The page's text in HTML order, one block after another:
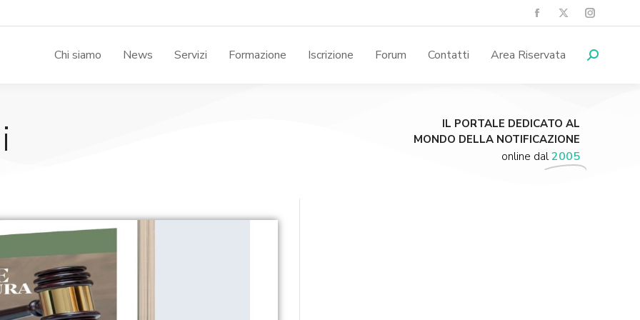
Chi siamo News Servizi Formazione Iscrizione Forum Contatti Area Riservata
IL PORTALE DEDICATO AL
MONDO DELLA NOTIFICAZIONE
online dal2005